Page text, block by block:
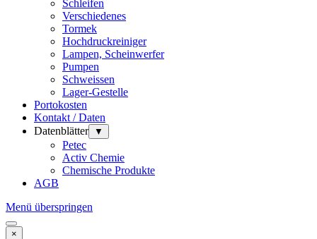
Schleifen
Verschiedenes
Tormek
Hochdruckreiniger
Lampen, Scheinwerfer
Pumpen
Schweissen
Lager-Gestelle
Portokosten
Kontakt / Daten
Datenblätter
▼
Petec
Activ Chemie
Chemische Produkte
AGB
Menü überspringen
×